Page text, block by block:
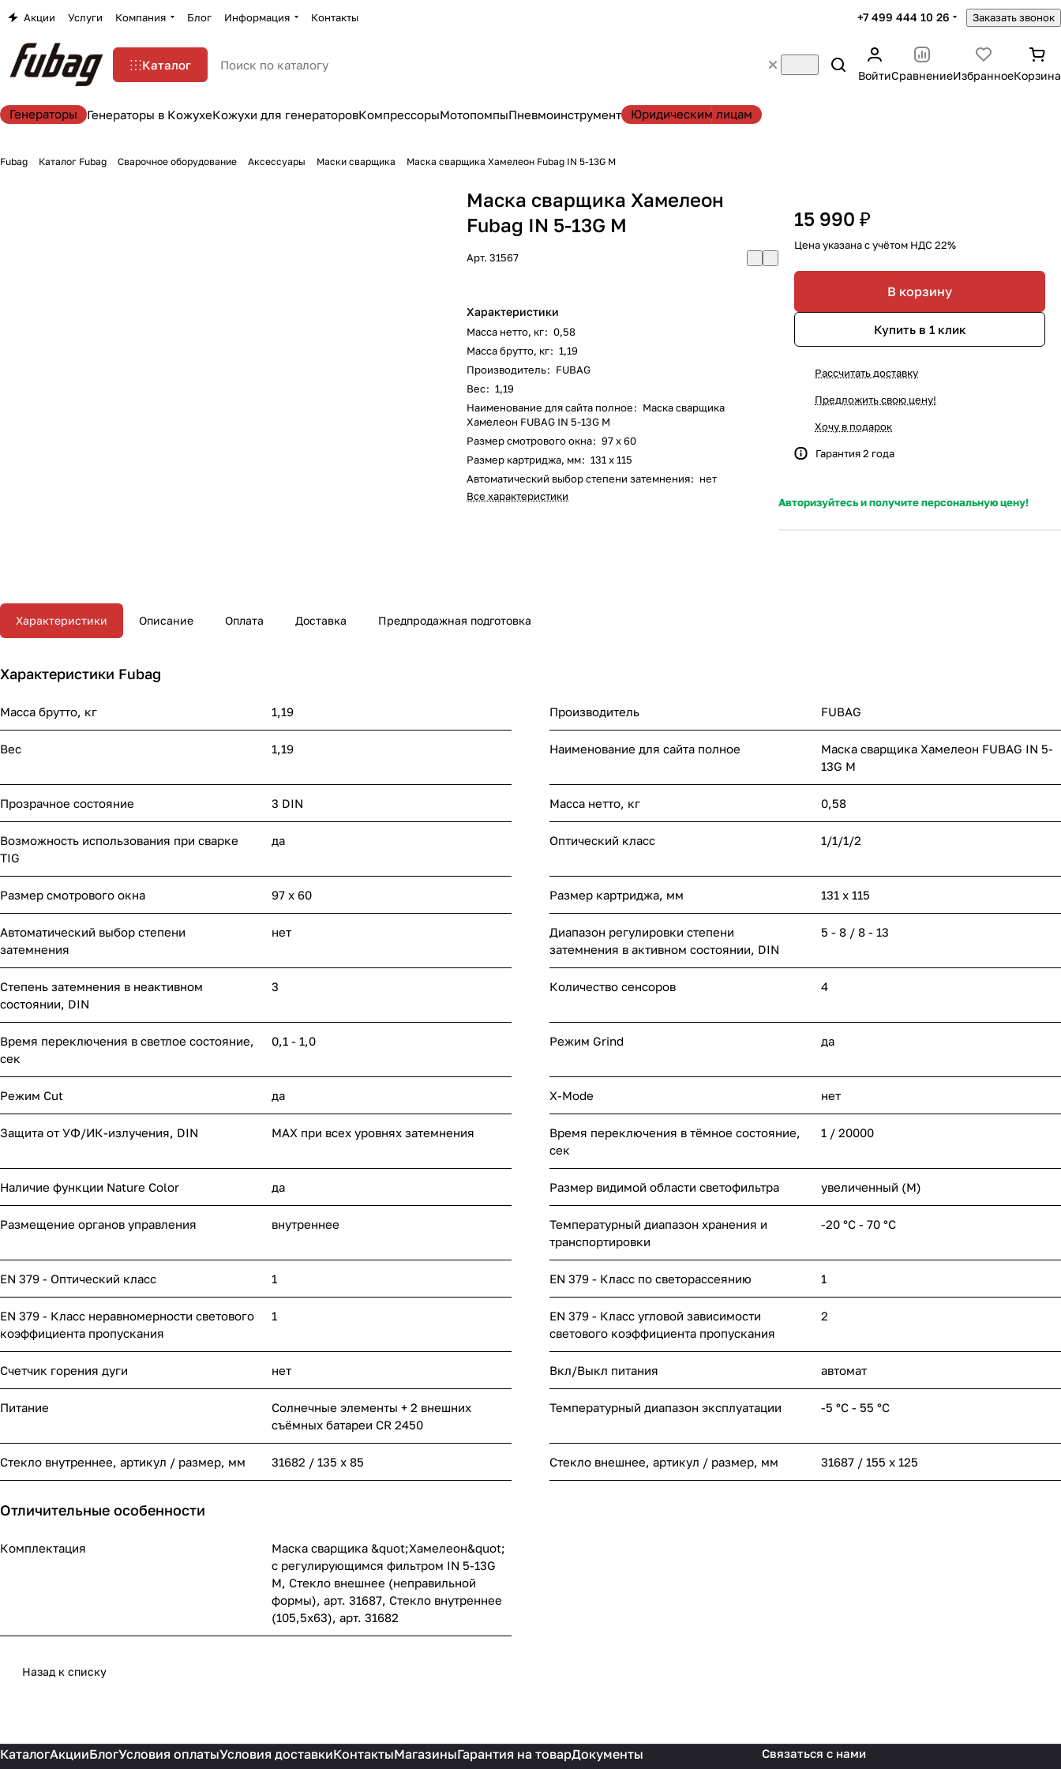
Акции Услуги Компания Блог Информация Контакты +7 499 444 10 26 Заказать звонок
Каталог
ВойтиСравнениеИзбранноеКорзина
Генераторы Генераторы в КожухеКожухи для генераторовКомпрессорыМотопомпыПневмоинструмент Юридическим лицам
Fubag Каталог Fubag Сварочное оборудование Аксессуары Маски сварщика Маска сварщика Хамелеон Fubag IN 5-13G M
Маска сварщика Хамелеон
Fubag IN 5-13G M
Арт.31567
Характеристики
Масса нетто, кг: 0,58
Масса брутто, кг: 1,19
Производитель: FUBAG
Вес: 1,19
Наименование для сайта полное: Маска сварщика
Хамелеон FUBAG IN 5-13G M
Размер смотрового окна: 97 x 60
Размер картриджа, мм: 131 х 115
Автоматический выбор степени затемнения: нет
Все характеристики
15 990 ₽
Цена указана с учётом НДС 22%
В корзину
Купить в 1 клик
Рассчитать доставку
Предложить свою цену!
Хочу в подарок
Гарантия 2 года
Авторизуйтесь и получите персональную цену!
Характеристики Описание Оплата Доставка Предпродажная подготовка
Характеристики Fubag
Масса брутто, кг 1,19 Производитель FUBAG
Вес 1,19 Наименование для сайта полное
Маска сварщика Хамелеон FUBAG IN 5-
13G M
Прозрачное состояние 3 DIN Масса нетто, кг 0,58
Возможность использования при сварке
TIG
да Оптический класс 1/1/1/2
Размер смотрового окна 97 x 60 Размер картриджа, мм 131 х 115
Автоматический выбор степени
затемнения
нет
Диапазон регулировки степени
затемнения в активном состоянии, DIN
5 - 8 / 8 - 13
Степень затемнения в неактивном
состоянии, DIN
3 Количество сенсоров 4
Время переключения в светлое состояние,
сек
0,1 - 1,0 Режим Grind да
Режим Cut да X-Mode нет
Защита от УФ/ИК-излучения, DIN MAX при всех уровнях затемнения
Время переключения в тёмное состояние,
сек
1 / 20000
Наличие функции Nature Color да Размер видимой области светофильтра увеличенный (M)
Размещение органов управления внутреннее
Температурный диапазон хранения и
транспортировки
-20 °С - 70 °С
EN 379 - Оптический класс 1 EN 379 - Класс по светорассеянию 1
EN 379 - Класс неравномерности светового
коэффициента пропускания
1
EN 379 - Класс угловой зависимости
светового коэффициента пропускания
2
Счетчик горения дуги нет Вкл/Выкл питания автомат
Питание
Солнечные элементы + 2 внешних
съёмных батареи CR 2450
Температурный диапазон эксплуатации -5 °С - 55 °С
Стекло внутреннее, артикул / размер, мм 31682 / 135 х 85 Стекло внешнее, артикул / размер, мм 31687 / 155 х 125
Отличительные особенности
Комплектация
Маска сварщика &quot;Хамелеон&quot;
с регулирующимся фильтром IN 5-13G
M, Стекло внешнее (неправильной
формы), арт. 31687, Стекло внутреннее
(105,5х63), арт. 31682
Назад к списку
КаталогАкцииБлогУсловия оплатыУсловия доставкиКонтактыМагазиныГарантия на товарДокументы Связаться с нами